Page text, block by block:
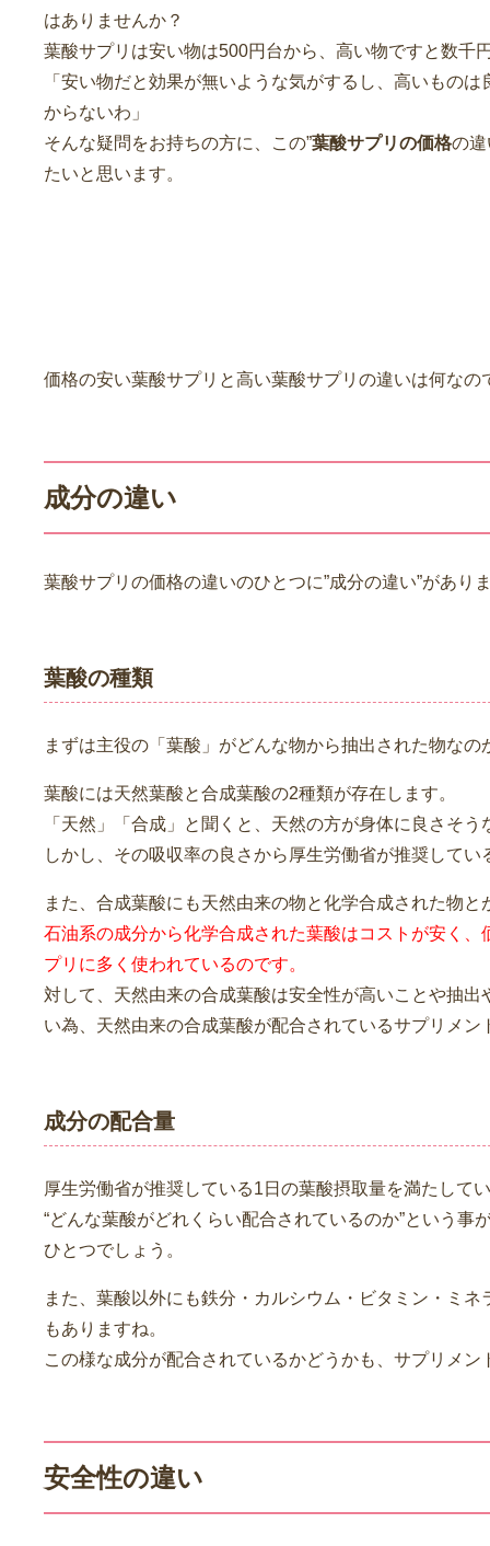
はありませんか？
葉酸サプリは安い物は500円台から、高い物ですと数千
「安い物だと効果が無いような気がするし、高いもの
からないわ」
そんな疑問をお持ちの方に、この”葉酸サプリの価格の違
たいと思います。
価格の安い葉酸サプリと高い葉酸サプリの違いは何なの
成分の違い
葉酸サプリの価格の違いのひとつに”成分の違い”があり
葉酸の種類
まずは主役の「葉酸」がどんな物から抽出された物なの
葉酸には天然葉酸と合成葉酸の2種類が存在します。
「天然」「合成」と聞くと、天然の方が身体に良さそ
しかし、その吸収率の良さから厚生労働省が推奨して
また、合成葉酸にも天然由来の物と化学合成された物と
石油系の成分から化学合成された葉酸はコストが安く
プリに多く使われているのです。
対して、天然由来の合成葉酸は安全性が高いことや抽
い為、天然由来の合成葉酸が配合されているサプリメ
成分の配合量
厚生労働省が推奨している1日の葉酸摂取量を満たして
“どんな葉酸がどれくらい配合されているのか”という事
ひとつでしょう。
また、葉酸以外にも鉄分・カルシウム・ビタミン・ミ
もありますね。
この様な成分が配合されているかどうかも、サプリメ
安全性の違い